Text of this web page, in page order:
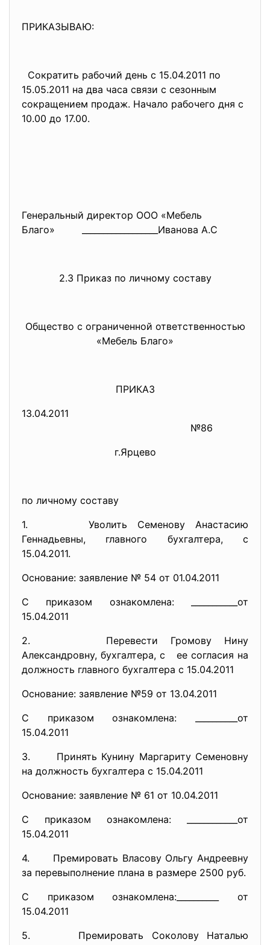
ПРИКАЗЫВАЮ:
Сократить рабочий день с 15.04.2011 по
15.05.2011 на два часа связи с сезонным
сокращением продаж. Начало рабочего дня с
10.00 до 17.00.
Генеральный директор ООО «Мебель
Благо» __________________Иванова А.С
2.3 Приказ по личному составу
Общество с ограниченной ответственностью
«Мебель Благо»
ПРИКАЗ
13.04.2011
№86
г.Ярцево
по личному составу
1. Уволить Семенову Анастасию
Геннадьевны, главного бухгалтера, с
15.04.2011.
Основание: заявление № 54 от 01.04.2011
С приказом ознакомлена: ___________от
15.04.2011
2. Перевести Громову Нину
Александровну, бухгалтера, с ее согласия на
должность главного бухгалтера с 15.04.2011
Основание: заявление №59 от 13.04.2011
С приказом ознакомлена: __________от
15.04.2011
3. Принять Кунину Маргариту Семеновну
на должность бухгалтера с 15.04.2011
Основание: заявление № 61 от 10.04.2011
С приказом ознакомлена: ____________от
15.04.2011
4. Премировать Власову Ольгу Андреевну
за перевыполнение плана в размере 2500 руб.
С приказом ознакомлена:__________ от
15.04.2011
5. Премировать Соколову Наталью